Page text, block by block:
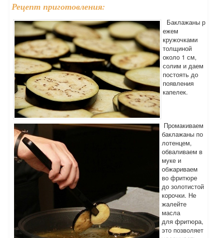
Рецепт приготовления:
Баклажаны р
ежем
кружочками
толщиной
около 1 см,
солим и даем
постоять до
появления
капелек.
Промакиваем
баклажаны по
лотенцем,
обваливаем в
муке и
обжариваем
во фритюре
до золотистой
корочки. Не
жалейте
масла
для фритюра,
это позволяет